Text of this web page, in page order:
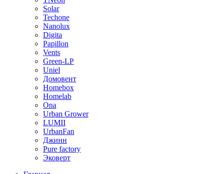
Solar
Techone
Nanolux
Digita
Papillon
Vents
Green-LP
Uniel
Домовент
Homebox
Homelab
Ona
Urban Grower
LUMII
UrbanFan
Джинн
Pure factory
Эковерт